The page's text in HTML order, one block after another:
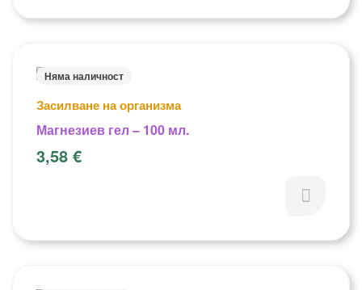
Няма наличност
Засилване на организма
Магнезиев гел – 100 мл.
3,58 €